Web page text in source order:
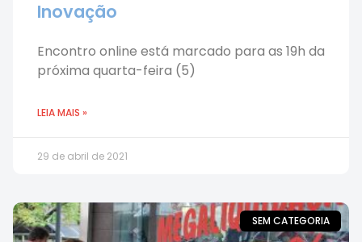
Inovação
Encontro online está marcado para as 19h da
próxima quarta-feira (5)
LEIA MAIS »
29 de abril de 2021
SEM CATEGORIA